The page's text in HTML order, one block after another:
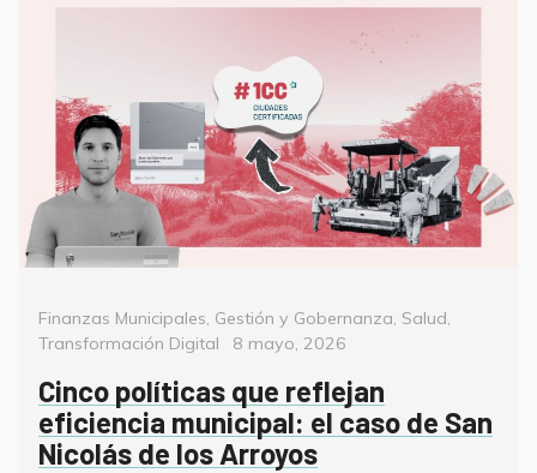
Categorías
Finanzas Municipales, Gestión y Gobernanza, Salud,
Transformación Digital
Posted
8 mayo, 2026
Cinco políticas que reflejan
eficiencia municipal: el caso de San
Nicolás de los Arroyos